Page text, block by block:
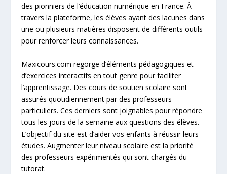
des pionniers de l’éducation numérique en France. À
travers la plateforme, les élèves ayant des lacunes dans
une ou plusieurs matières disposent de différents outils
pour renforcer leurs connaissances.
Maxicours.com regorge d’éléments pédagogiques et
d’exercices interactifs en tout genre pour faciliter
l’apprentissage. Des cours de soutien scolaire sont
assurés quotidiennement par des professeurs
particuliers. Ces derniers sont joignables pour répondre
tous les jours de la semaine aux questions des élèves.
L’objectif du site est d’aider vos enfants à réussir leurs
études. Augmenter leur niveau scolaire est la priorité
des professeurs expérimentés qui sont chargés du
tutorat.